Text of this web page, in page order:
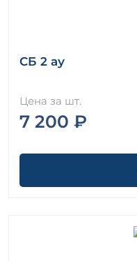
СБ 2 ау
Цена за шт.
7 200 ₽